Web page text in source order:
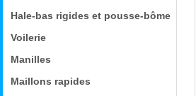
Hale-bas rigides et pousse-bôme
Voilerie
Manilles
Maillons rapides